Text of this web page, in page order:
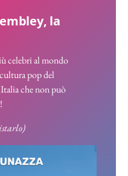
la
celebri al mondo
pop del
che non può